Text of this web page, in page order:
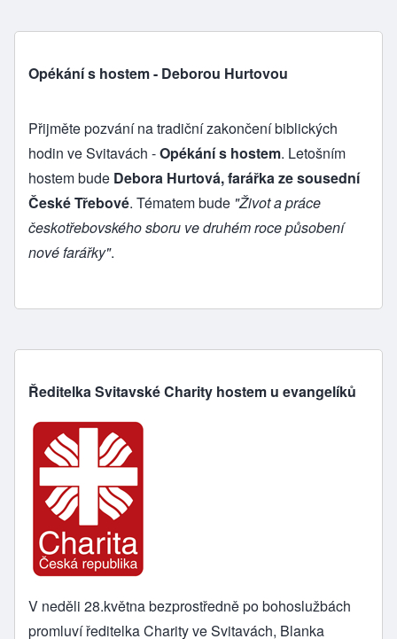
Opékání s hostem - Deborou Hurtovou
Přijměte pozvání na tradiční zakončení biblických
hodin ve Svitavách -Opékání s hostem. Letošním
hostem bude Debora Hurtová, farářka ze sousední
České Třebové. Tématem bude "Život a práce
českotřebovského sboru ve druhém roce působení
nové farářky".
Ředitelka Svitavské Charity hostem u evangelíků
V neděli 28.května bezprostředně po bohoslužbách
promluví ředitelkaCharity ve Svitavách, Blanka